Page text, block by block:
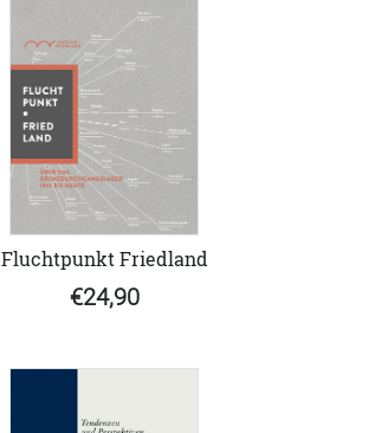
Fluchtpunkt Friedland
€24,90